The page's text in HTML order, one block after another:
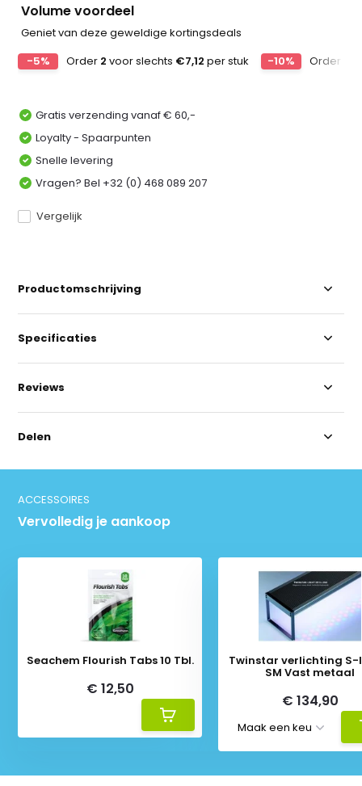
Volume voordeel
Geniet van deze geweldige kortingsdeals
-5%
Order 2 voor slechts €7,12 per stuk -10% Order
Gratis verzending vanaf € 60,-
Loyalty - Spaarpunten
Snelle levering
Vragen? Bel +32 (0) 468 089 207
Vergelijk
Productomschrijving
Specificaties
Reviews
Delen
ACCESSOIRES
Vervolledig je aankoop
Seachem Flourish Tabs 10 Tbl.
€ 12,50
Twinstar verlichting S-
SM Vast metaal
€ 134,90